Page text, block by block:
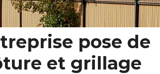
pose de
et grillage